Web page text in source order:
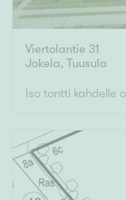
Viertolantie 31
Jokela, Tuusula
Iso tontti kahdelle